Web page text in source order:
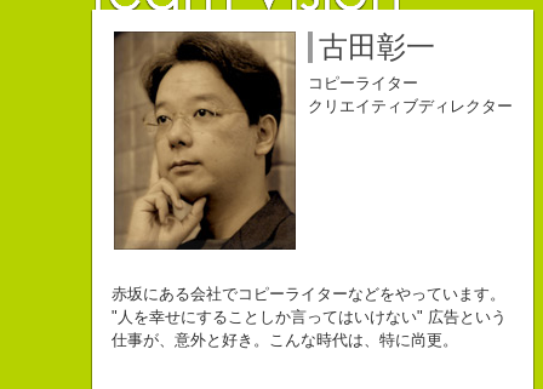
佐藤延夫
コピーライター
チームVision 事務局長
保持壮太郎
コピーライター
自己紹介ジェネレーターというサイトがある。試しにやってみた。
こんちゃっ保持壮太郎っていいます。
皆からは「保持壮太郎ピーナッツ」って呼ばれてるよ。
小山佳奈
コピーライター
なにがしか書いていられるしごとはとっても
幸せでとっても怖いですが、きょうもなんとか幸せに
生きられてる私は幸せなのかもしれません。
中村直史
コピーライター
長崎県五島市出身
３６歳
「五島列島はよいところです。
江口順也
コピーライター
Copy writer
10周年キャンペーン中です。
名雪祐平
コピーライター
クリエイティブディレクター
初対面の人によく言われる。
「きれいな名前ですね」
こう返す。「ええ、名前だけは」
古田彰一
コピーライター
クリエイティブディレクター
赤坂にある会社でコピーライターなどをやっています。
"人を幸せにすることしか言ってはいけない" 広告という
仕事が、意外と好き。こんな時代は、特に尚更。